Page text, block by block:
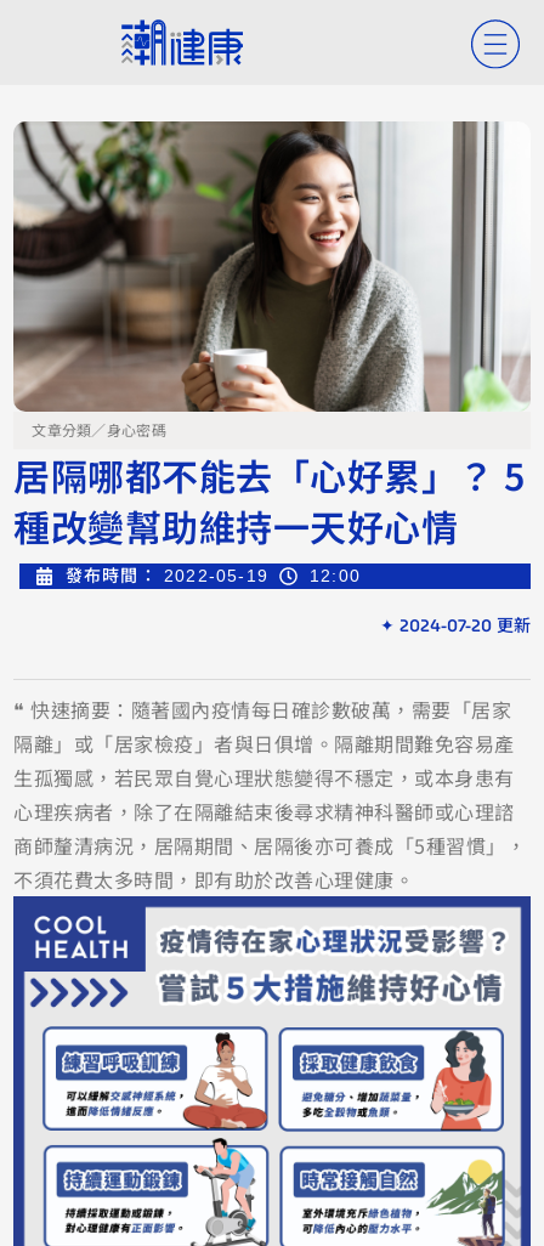
文章分類／身心密碼
居隔哪都不能去「心好累」？ 5
種改變幫助維持一天好心情
發布時間： 2022-05-19 12:00
✦ 2024-07-20 更新
❝ 快速摘要：隨著國內疫情每日確診數破萬，需要「居家
隔離」或「居家檢疫」者與日俱增。隔離期間難免容易產
生孤獨感，若民眾自覺心理狀態變得不穩定，或本身患有
心理疾病者，除了在隔離結束後尋求精神科醫師或心理諮
商師釐清病況，居隔期間、居隔後亦可養成「5種習慣」，
不須花費太多時間，即有助於改善心理健康。